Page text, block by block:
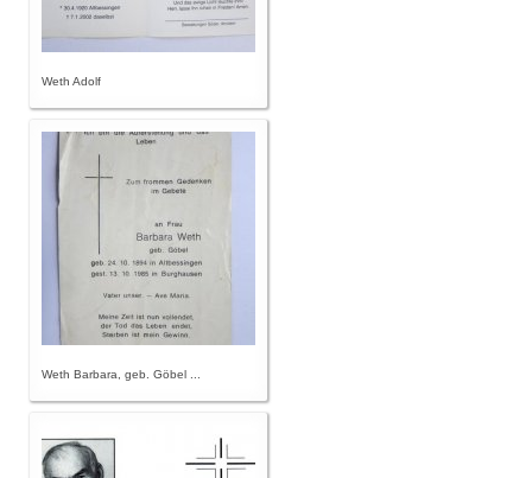
Weth Adolf
Weth Barbara, geb. Göbel ...